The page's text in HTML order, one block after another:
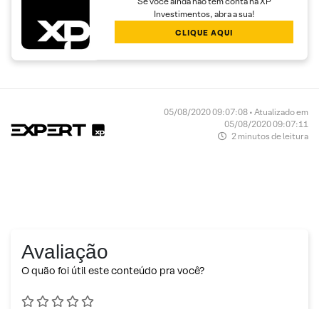
Investimentos, abra a sua!
CLIQUE AQUI
05/08/2020 09:07:08 • Atualizado em
05/08/2020 09:07:11
2 minutos de leitura
Avaliação
O quão foi útil este conteúdo pra você?